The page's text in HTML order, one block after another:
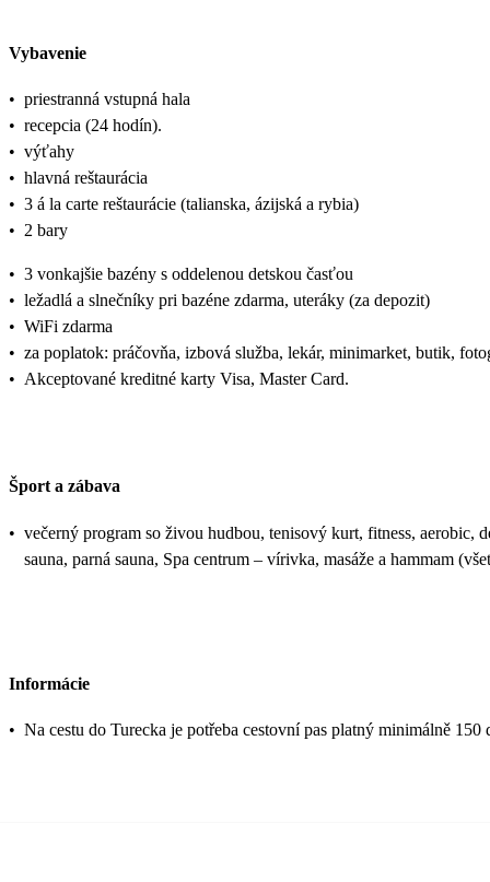
Vybavenie
• priestranná vstupná hala
• recepcia (24 hodín).
• výťahy
• hlavná reštaurácia
• 3 á la carte reštaurácie (talianska, ázijská a rybia)
• 2 bary
• 3 vonkajšie bazény s oddelenou detskou časťou
• ležadlá a slnečníky pri bazéne zdarma, uteráky (za depozit)
• WiFi zdarma
• za poplatok: práčovňa, izbová služba, lekár, minimarket, butik,
• Akceptované kreditné karty Visa, Master Card.
Šport a zábava
• večerný program so živou hudbou, tenisový kurt, fitness,
sauna, parná sauna, Spa centrum – vírivka, masáže a hammam
Informácie
• Na cestu do Turecka je potřeba cestovní pas platný minimálně